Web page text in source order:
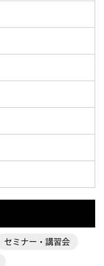
セミナー・講習会